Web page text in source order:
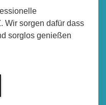
Wir sorgen dafür dass
sorglos genießen